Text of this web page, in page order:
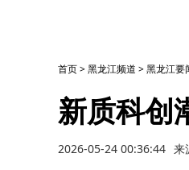
首页>黑龙江频道 >黑龙江要
新质科创
2026-05-24 00:36:44 来